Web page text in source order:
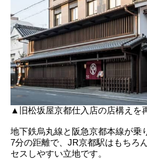
▲旧松坂屋京都仕入店の店構えを
地下鉄烏丸線と阪急京都本線が乗
7分の距離で、JR京都駅はもちろ
セスしやすい立地です。